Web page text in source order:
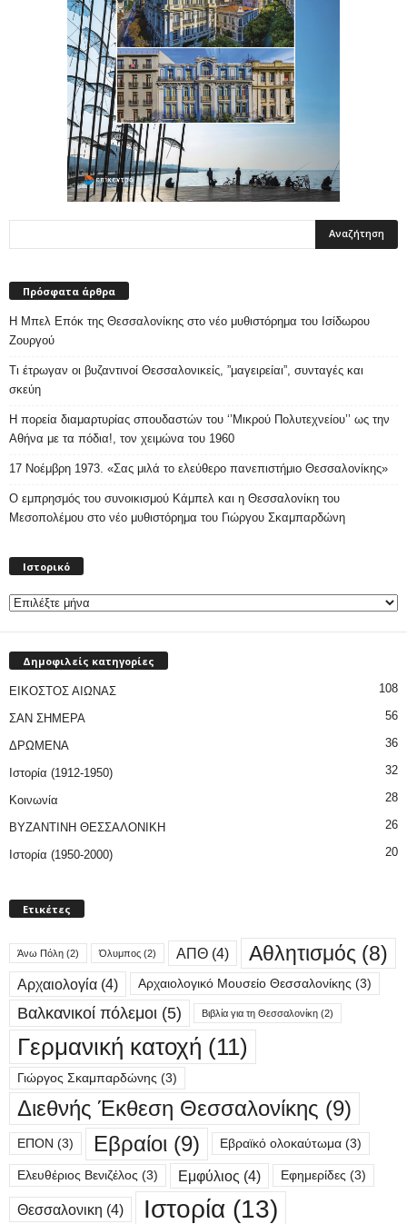
Πρόσφατα άρθρα
Η Μπελ Επόκ της Θεσσαλονίκης στο νέο μυθιστόρημα του Ισίδωρου
Ζουργού
Τι έτρωγαν οι βυζαντινοί Θεσσαλονικείς, ”μαγειρείαι”, συνταγές και
σκεύη
Η πορεία διαμαρτυρίας σπουδαστών του ‘’Μικρού Πολυτεχνείου’’ ως την
Αθήνα με τα πόδια!, τον χειμώνα του 1960
17 Νοέμβρη 1973. «Σας μιλά το ελεύθερο πανεπιστήμιο Θεσσαλονίκης»
Ο εμπρησμός του συνοικισμού Κάμπελ και η Θεσσαλονίκη του
Μεσοπολέμου στο νέο μυθιστόρημα του Γιώργου Σκαμπαρδώνη
Ιστορικό
Δημοφιλείς κατηγορίες
ΕΙΚΟΣΤΟΣ ΑΙΩΝΑΣ 108
ΣΑΝ ΣΗΜΕΡΑ 56
ΔΡΩΜΕΝΑ 36
Ιστορία (1912-1950) 32
Κοινωνία 28
ΒΥΖΑΝΤΙΝΗ ΘΕΣΣΑΛΟΝΙΚΗ 26
Ιστορία (1950-2000) 20
Ετικέτες
Άνω Πόλη (2) Όλυμπος (2) ΑΠΘ (4) Αθλητισμός (8)
Αρχαιολογία (4) Αρχαιολογικό Μουσείο Θεσσαλονίκης (3)
Βαλκανικοί πόλεμοι (5) Βιβλία για τη Θεσσαλονίκη (2)
Γερμανική κατοχή (11)
Γιώργος Σκαμπαρδώνης (3)
Διεθνής Έκθεση Θεσσαλονίκης (9)
ΕΠΟΝ (3) Εβραίοι (9) Εβραϊκό ολοκαύτωμα (3)
Ελευθέριος Βενιζέλος (3) Εμφύλιος (4) Εφημερίδες (3)
Θεσσαλονικη (4) Ιστορία (13)